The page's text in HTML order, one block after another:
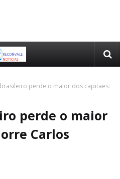
perde o maior dos capitães:
perde o maior
Carlos